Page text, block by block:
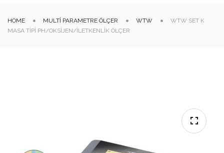
HOME MULTI PARAMETRE ÖLÇER WTW
WTW SET K
MASA TIPI PH/OKSIJEN/İLETKENLIK ÖLÇER